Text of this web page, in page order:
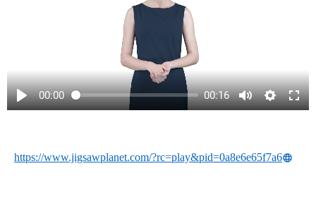
00:00 00:16
https://www.jigsawplanet.com/?rc=play&pid=0a8e6e65f7a6